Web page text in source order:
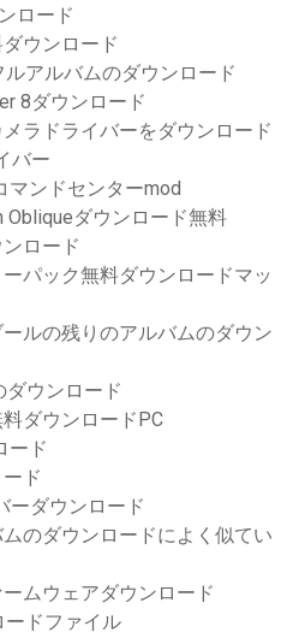
ロード
ウンロード
アルバムのダウンロード
8ダウンロード
ラドライバーをダウンロード
バー
マンドセンターmod
Obliqueダウンロード無料
ロード
パック無料ダウンロードマッ
ルの残りのアルバムのダウン
ウンロード
ダウンロードPC
ード
ド
ーダウンロード
のダウンロードによく似てい
ムウェアダウンロード
ードファイル